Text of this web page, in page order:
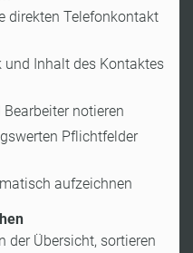
direkten Telefonkontakt
Inhalt des Kontaktes
notieren
Pflichtfelder
aufzeichnen
der Übersicht, sortieren